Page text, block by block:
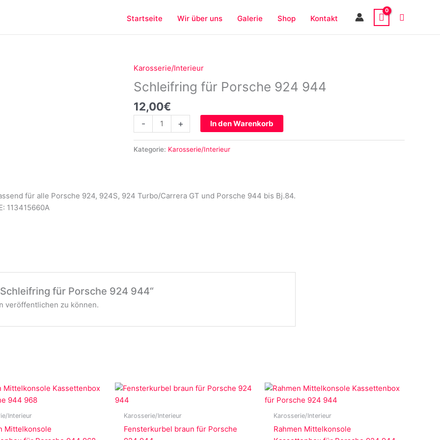
Startseite Wir über uns Galerie Shop Kontakt
Karosserie/Interieur
Schleifring für Porsche 924 944
12,00€
-
Schleifring
für
Porsche
924
944
+ In den Warenkorb
Kategorie: Karosserie/Interieur
passend für alle Porsche 924, 924S, 924 Turbo/Carrera GT und Porsche 944 bis Bj.84.
113415660A
für Porsche 924 944“
veröffentlichen zu können.
Interieur
Mittelkonsole
Karosserie/Interieur
Fensterkurbel braun für Porsche
Karosserie/Interieur
Rahmen Mittelkonsole